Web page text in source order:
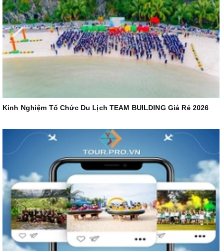
Kinh Nghiệm Tổ Chức Du Lịch TEAM BUILDING Giá Rẻ 2026